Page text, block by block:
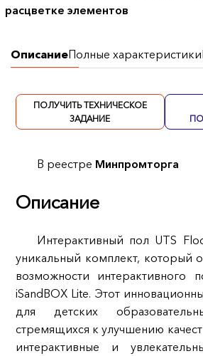
расцветке элементов
ОписаниеПолные характеристики
ПОЛУЧИТЬ ТЕХНИЧЕСКОЕ
ЗАДАНИЕ
В реестре Минпромторга
Описание
Интерактивный пол UTS
уникальный комплект, который
возможности интерактивного
iSandBOX Lite. Этот
для детских
стремящихся к улучшению
интерактивные и